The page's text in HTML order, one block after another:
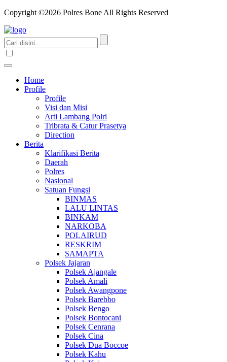
Copyright ©2026 Polres Bone All Rights Reserved
Home
Profile
Profile
Visi dan Misi
Arti Lambang Polri
Tribrata & Catur Prasetya
Direction
Berita
Klarifikasi Berita
Daerah
Polres
Nasional
Satuan Fungsi
BINMAS
LALU LINTAS
BINKAM
NARKOBA
POLAIRUD
RESKRIM
SAMAPTA
Polsek Jajaran
Polsek Ajangale
Polsek Amali
Polsek Awangpone
Polsek Barebbo
Polsek Bengo
Polsek Bontocani
Polsek Cenrana
Polsek Cina
Polsek Dua Boccoe
Polsek Kahu